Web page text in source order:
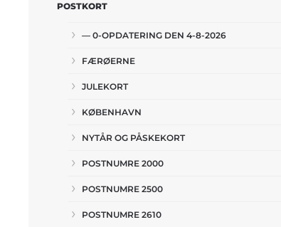
POSTKORT
— 0-OPDATERING DEN 4-8-2026
FÆRØERNE
JULEKORT
KØBENHAVN
NYTÅR OG PÅSKEKORT
POSTNUMRE 2000
POSTNUMRE 2500
POSTNUMRE 2610